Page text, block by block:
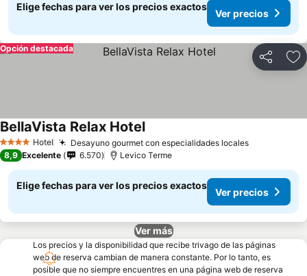
Elige fechas para ver los precios exactos
Ver precios
Compartir
Opción destacada
4 EstrellasHotel Desayuno gourmet con especialidades locales
BellaVista Relax Hotel
8,9 Excelente 6.570 Levico Terme
Elige fechas para ver los precios exactos
Ver precios
Ver más
Los precios y la disponibilidad que recibe trivago de las páginas
web de reserva cambian de manera constante. Por lo tanto, es
posible que no siempre encuentres en una página web de reserva